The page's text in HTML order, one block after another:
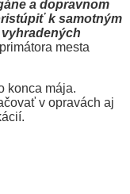
a dopravnom
k samotným
mesta
konca mája.
v opravách aj